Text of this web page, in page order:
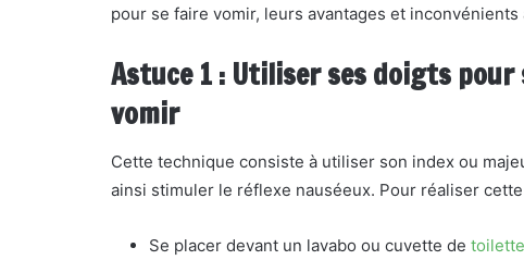
pour se faire vomir, leurs avantages et
Astuce 1 : Utiliser ses doigts
vomir
Cette technique consiste à utiliser son index ou
ainsi stimuler le réflexe nauséeux. Pour réaliser
Se placer devant un lavabo ou cuvette de